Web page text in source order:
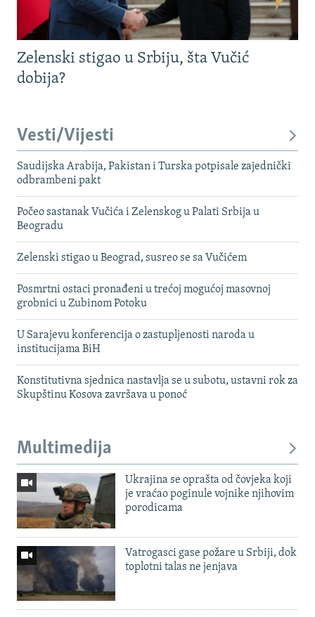
Zelenski stigao u Srbiju, šta Vučić
dobija?
Vesti/Vijesti
Saudijska Arabija, Pakistan i Turska potpisale zajednički
odbrambeni pakt
Počeo sastanak Vučića i Zelenskog u Palati Srbija u
Beogradu
Zelenski stigao u Beograd, susreo se sa Vučićem
Posmrtni ostaci pronađeni u trećoj mogućoj masovnoj
grobnici u Zubinom Potoku
U Sarajevu konferencija o zastupljenosti naroda u
institucijama BiH
Konstitutivna sjednica nastavlja se u subotu, ustavni rok za
Skupštinu Kosova završava u ponoć
Multimedija
Ukrajina se oprašta od čovjeka koji
je vraćao poginule vojnike njihovim
porodicama
Vatrogasci gase požare u Srbiji, dok
toplotni talas ne jenjava